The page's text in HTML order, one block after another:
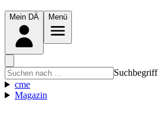
Mein DÄ Menü
Suchbegriff
cme
Magazin